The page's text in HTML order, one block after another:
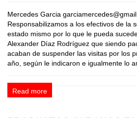
Mercedes Garcia
Responsabilizamos a los efectivos de la
estado mismo por lo que le pueda
Alexander Díaz Rodríguez que siendo
acaban de suspender las visitas por los
año, según le indicaron e igualmente lo
Read more